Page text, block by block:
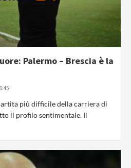
Palermo – Brescia è la
più difficile della carriera di
il profilo sentimentale. Il